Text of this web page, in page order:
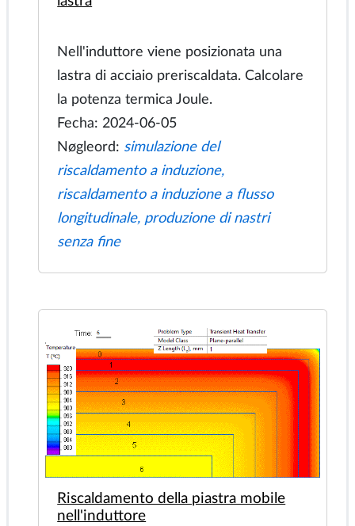
circuito equivalente a T del motore a
lastra
Nell'induttore viene posizionata una
lastra di acciaio preriscaldata. Calcolare
la potenza termica Joule.
Fecha: 2024-06-05
Nøgleord:simulazione del
riscaldamento a induzione,
riscaldamento a induzione a flusso
longitudinale, produzione di nastri